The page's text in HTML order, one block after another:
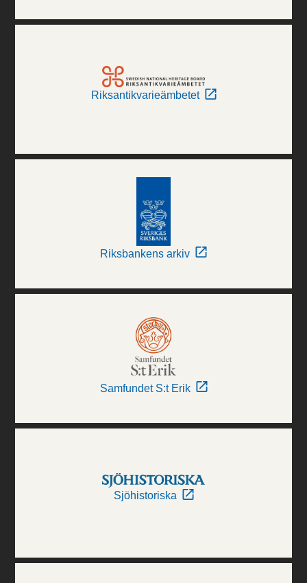
Riksantikvarieämbetet
Riksbankens arkiv
Samfundet S:t Erik
Sjöhistoriska